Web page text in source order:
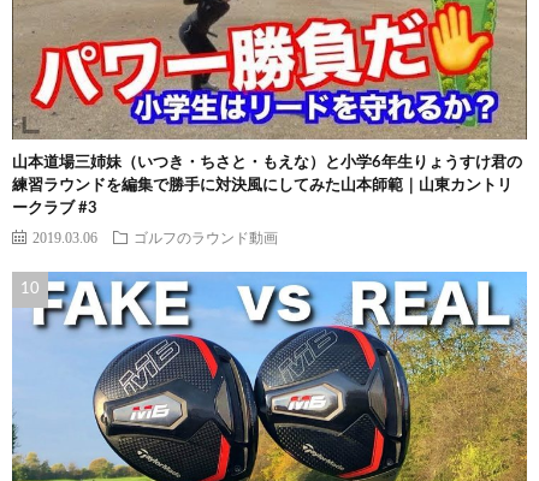
山本道場三姉妹（いつき・ちさと・もえな）と小学6年生りょうすけ君の
練習ラウンドを編集で勝手に対決風にしてみた山本師範｜山東カントリ
ークラブ #3
2019.03.06 ゴルフのラウンド動画